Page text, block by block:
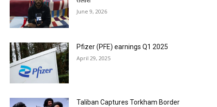
June 9, 2026
Pfizer (PFE) earnings Q1 2025
April 29, 2025
Taliban Captures Torkham Border